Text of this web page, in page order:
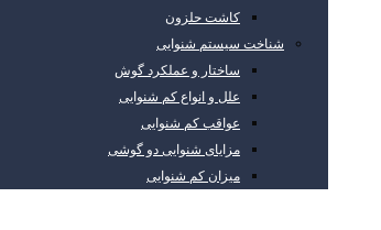
کاشت حلزون
شناخت سیستم شنوایی
ساختار و عملکرد گوش
علل و انواع کم شنوایی
عواقب کم شنوایی
مزایای شنوایی دو گوشی
میزان کم شنوایی